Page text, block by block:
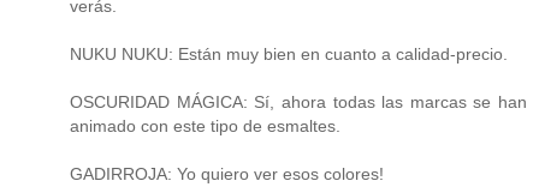
verás.
NUKU NUKU: Están muy bien en cuanto a calidad-precio.
OSCURIDAD MÁGICA: Sí, ahora todas las marcas se han
animado con este tipo de esmaltes.
GADIRROJA: Yo quiero ver esos colores!